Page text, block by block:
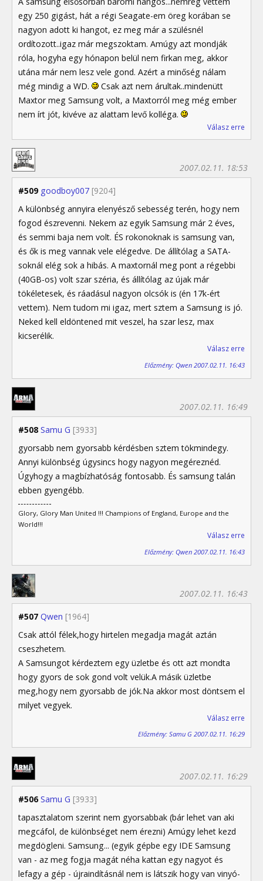
egy 250 gigást, hát a régi Seagate-em öreg korában se
nagyon adott ki hangot, ez meg már a szülésnél
ordítozott..igaz már megszoktam. Amúgy azt mondják
róla, hogyha egy hónapon belül nem firkan meg, akkor
utána már nem lesz vele gond. Azért a minőség nálam
még mindig a WD.
Csak azt nem árultak..mindenütt
Maxtor meg Samsung volt, a Maxtorról meg még ember
nem írt jót, kivéve az alattam levő kolléga.
Válasz erre
#509 goodboy007 [9204]
2007.02.11. 18:53
A különbség annyira elenyésző sebesség terén, hogy nem
fogod észrevenni. Nekem az egyik Samsung már 2 éves,
és semmi baja nem volt. ÉS rokonoknak is samsung van,
és ők is meg vannak vele elégedve. De állítólag a SATA-
soknál elég sok a hibás. A maxtornál meg pont a régebbi
(40GB-os) volt szar széria, és állítólag az újak már
tökéletesek, és ráadásul nagyon olcsók is (én 17k-ért
vettem). Nem tudom mi igaz, mert sztem a Samsung is jó.
Neked kell eldöntened mit veszel, ha szar lesz, max
kicserélik.
Válasz erre
Előzmény: Qwen 2007.02.11. 16:43
#508 Samu G [3933]
2007.02.11. 16:49
gyorsabb nem gyorsabb kérdésben sztem tökmindegy.
Annyi különbség úgysincs hogy nagyon megéreznéd.
Úgyhogy a magbízhatóság fontosabb. És samsung talán
ebben gyengébb.
Glory, Glory Man United !!! Champions of England, Europe and the
World!!!
Válasz erre
Előzmény: Qwen 2007.02.11. 16:43
#507 Qwen [1964]
2007.02.11. 16:43
Csak attól félek,hogy hirtelen megadja magát aztán
cseszhetem.
A Samsungot kérdeztem egy üzletbe és ott azt mondta
hogy gyors de sok gond volt velük.A másik üzletbe
meg,hogy nem gyorsabb de jók.Na akkor most döntsem el
milyet vegyek.
Válasz erre
Előzmény: Samu G 2007.02.11. 16:29
#506 Samu G [3933]
2007.02.11. 16:29
tapasztalatom szerint nem gyorsabbak (bár lehet van aki
megcáfol, de különbséget nem érezni) Amúgy lehet kezd
megdögleni. Samsung... (egyik gépbe egy IDE Samsung
van - az meg fogja magát néha kattan egy nagyot és
lefagy a gép - újraindításnál nem is látszik hogy van vinyó-